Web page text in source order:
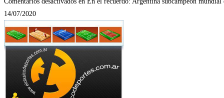
14/07/2020